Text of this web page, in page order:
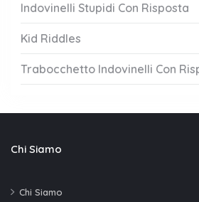
Indovinelli Stupidi Con Risposta
Kid Riddles
Trabocchetto Indovinelli Con
Chi Siamo
Chi Siamo